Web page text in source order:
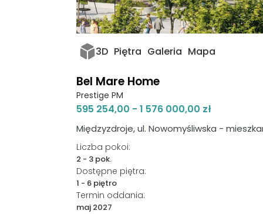
3D Piętra Galeria Mapa
Bel Mare Home
Prestige PM
595 254,00 - 1 576 000,00 zł
Międzyzdroje, ul. Nowomyśliwska -
Liczba pokoi:
2 - 3 pok.
Dostępne piętra:
1 - 6 piętro
Termin oddania:
maj 2027